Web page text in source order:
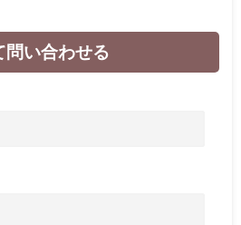
問い合わせる